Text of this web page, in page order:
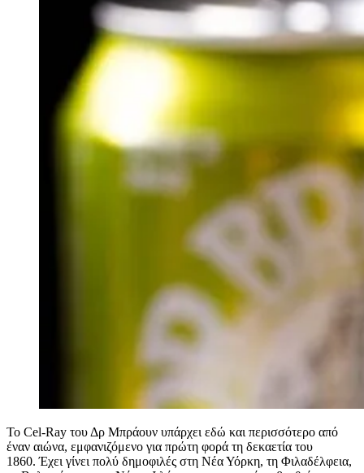
Το Cel-Ray του Δρ Μπράουν υπάρχει εδώ και περισσότερο από
έναν αιώνα, εμφανιζόμενο για πρώτη φορά τη δεκαετία του
1860. Έχει γίνει πολύ δημοφιλές στη Νέα Υόρκη, τη Φιλαδέλφεια,